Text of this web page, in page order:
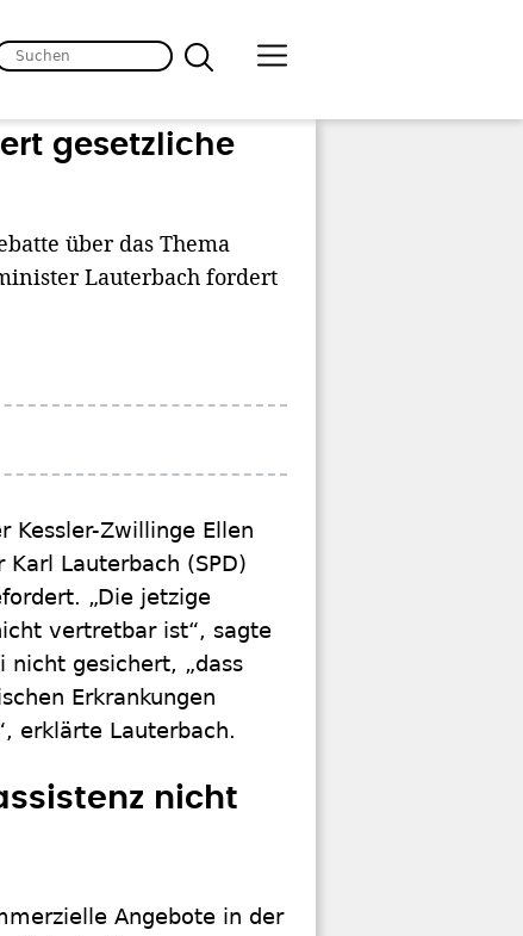
gesetzliche
über das Thema
Lauterbach fordert
Kessler-Zwillinge Ellen
Lauterbach (SPD)
„Die jetzige
vertretbar ist“, sagte
nicht gesichert, „dass
Erkrankungen
erklärte Lauterbach.
nicht
Angebote in der